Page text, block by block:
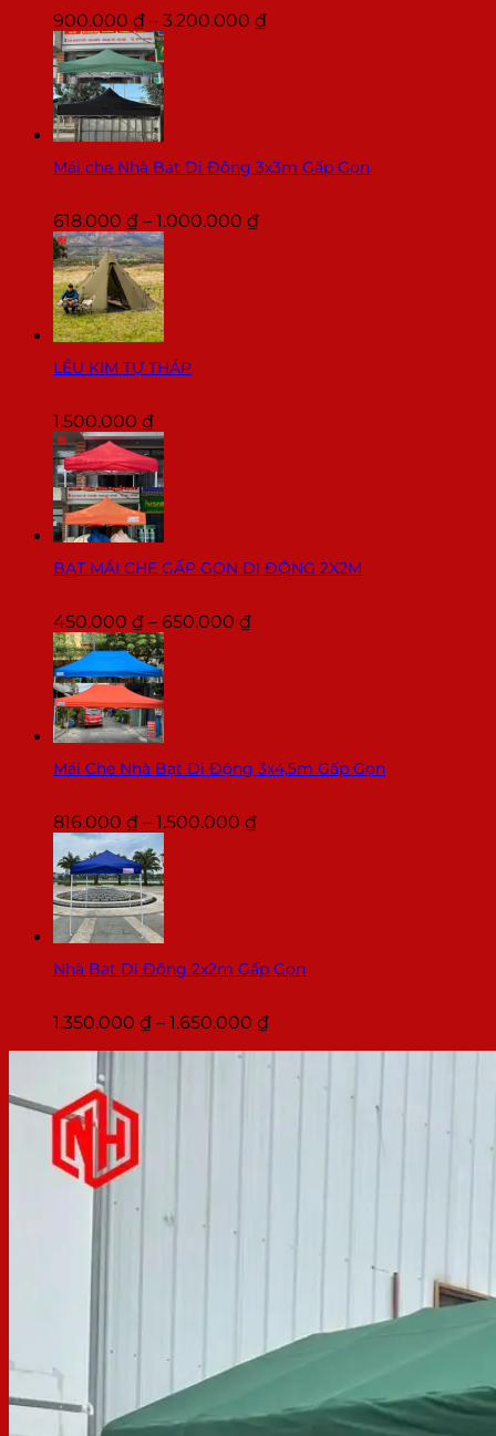
900.000 ₫ – 3.200.000 ₫Khoảng
Mái che Nhà Bạt Di Động 3x3m Gấp Gọn
618.000 ₫ – 1.000.000 ₫Khoảng
LỀU KIM TỰ THÁP
1.500.000 ₫
BẠT MÁI CHE GẤP GỌN DI ĐỘNG 2X2M
450.000 ₫ – 650.000 ₫Khoảng
Mái Che Nhà Bạt Di Động 3x4,5m Gấp Gọn
816.000 ₫ – 1.500.000 ₫Khoảng
Nhà Bạt Di Động 2x2m Gấp Gọn
1.350.000 ₫ – 1.650.000 ₫Khoảng
từ
1.350.000 ₫